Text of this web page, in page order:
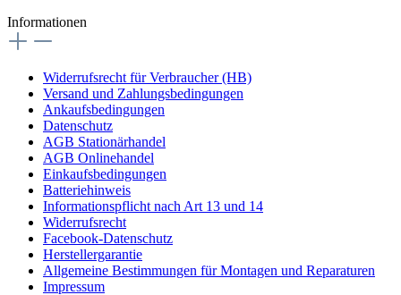
Informationen
Widerrufsrecht für Verbraucher (HB)
Versand und Zahlungsbedingungen
Ankaufsbedingungen
Datenschutz
AGB Stationärhandel
AGB Onlinehandel
Einkaufsbedingungen
Batteriehinweis
Informationspflicht nach Art 13 und 14
Widerrufsrecht
Facebook-Datenschutz
Herstellergarantie
Allgemeine Bestimmungen für Montagen und Reparaturen
Impressum